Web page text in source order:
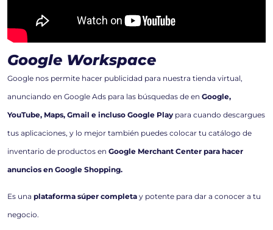
Google Workspace
Google nos permite hacer publicidad para nuestra tienda virtual,
anunciando en Google Ads para las búsquedas de en Google,
YouTube, Maps, Gmail e incluso Google Play para cuando descargues
tus aplicaciones, y lo mejor también puedes colocar tu catálogo de
inventario de productos en Google Merchant Center para hacer
anuncios en Google Shopping.
Es una plataforma súper completa y potente para dar a conocer a tu
negocio.